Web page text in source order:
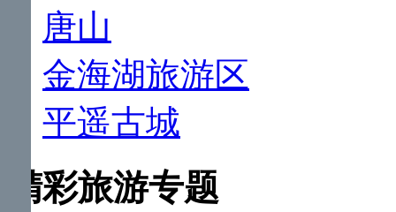
唐山
金海湖旅游区
平遥古城
精彩旅游专题